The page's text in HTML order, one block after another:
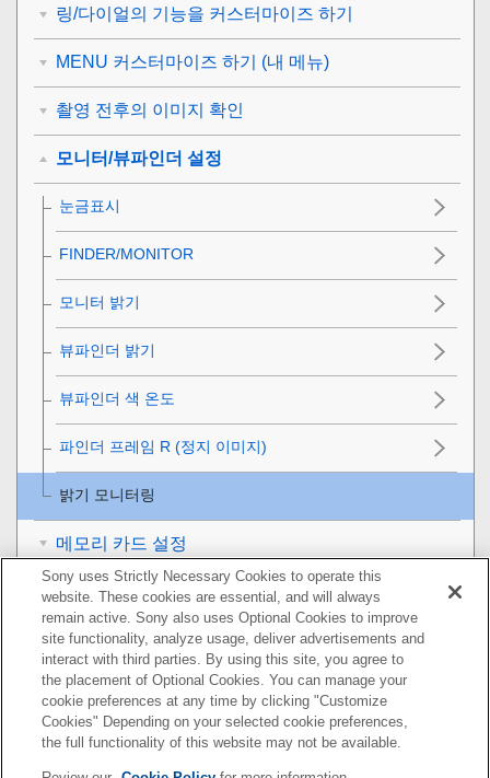
링/다이얼의 기능을 커스터마이즈 하기
MENU 커스터마이즈 하기 (내 메뉴)
촬영 전후의 이미지 확인
모니터/뷰파인더 설정
눈금표시
FINDER/MONITOR
모니터 밝기
뷰파인더 밝기
뷰파인더 색 온도
파인더 프레임 R (정지 이미지)
밝기 모니터링
메모리 카드 설정
카메라 설정
카메라 초기화
네트워크 기능 사용하기
컴퓨터 사용하기
Sony uses Strictly Necessary Cookies to operate this
website. These cookies are essential, and will always
remain active. Sony also uses Optional Cookies to improve
site functionality, analyze usage, deliver advertisements and
interact with third parties. By using this site, you agree to
the placement of Optional Cookies. You can manage your
cookie preferences at any time by clicking "Customize
Cookies" Depending on your selected cookie preferences,
the full functionality of this website may not be available.